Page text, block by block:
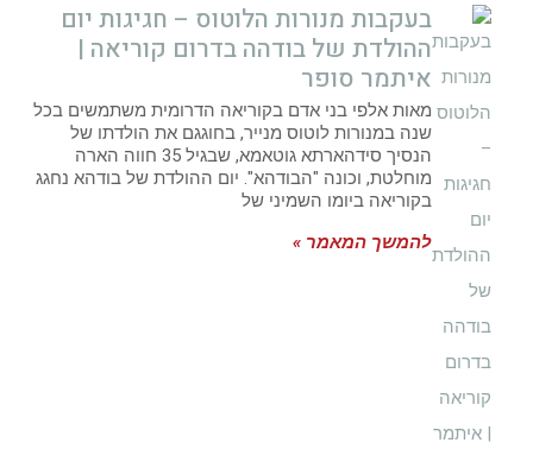
בעקבות מנורות הלוטוס – חגיגות יום
ההולדת של בודהה בדרום קוריאה |
איתמר סופר
מאות אלפי בני אדם בקוריאה הדרומית משתמשים בכל
שנה במנורות לוטוס מנייר, בחוגגם את הולדתו של
הנסיך סידהארתא גוטאמא, שבגיל 35 חווה הארה
מוחלטת, וכונה "הבודהא". יום ההולדת של בודהא נחגג
בקוריאה ביומו השמיני של
להמשך המאמר »